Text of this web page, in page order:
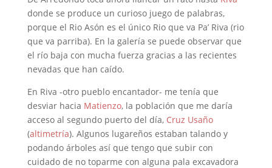
donde se produce un curioso juego de palabras,
porque el Rio Asón es el único Rio que va Pa’ Riva (rio
que va parriba). En la galería se puede observar que
el río baja con mucha fuerza gracias a las recientes
nevadas que han caído.
En Riva -otro pueblo encantador- me tenía que
desviar hacia Matienzo, la población que me daría
acceso al segundo puerto del día, Cruz Usaño
(altimetría). Algunos lugareños estaban talando y
podando árboles así que tengo que subir con
cuidado de no toparme con alguna pala excavadora